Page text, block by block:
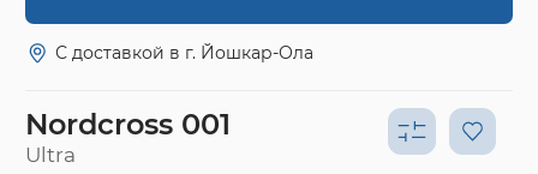
С доставкой в г. Йошкар-Ола
Nordcross 001
Ultra